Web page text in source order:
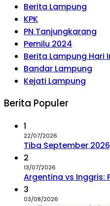
Berita Lampung
KPK
PN Tanjungkarang
Pemilu 2024
Berita Lampung Hari
Bandar Lampung
Kejati Lampung
Berita Populer
1
22/07/2026
Tiba September
2
13/07/2026
Argentina vs Inggris:
3
03/08/2026